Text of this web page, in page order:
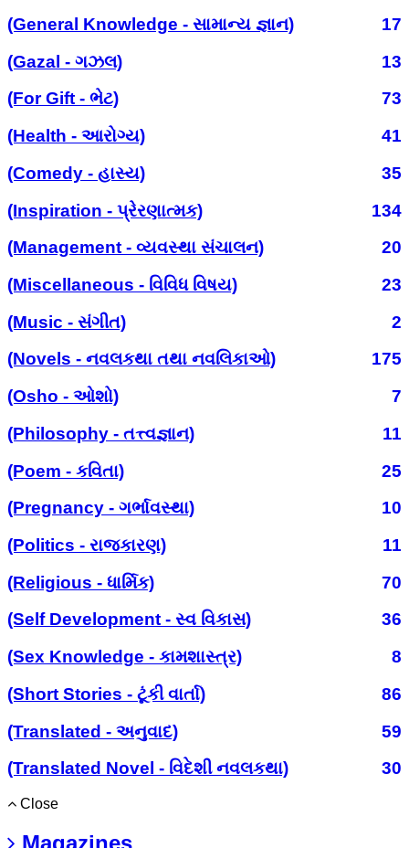
(General Knowledge - સામાન્ય જ્ઞાન)
17
(Gazal - ગઝલ)
13
(For Gift - ભેટ)
73
(Health - આરોગ્ય)
41
(Comedy - હાસ્ય)
35
(Inspiration - પ્રેરણાત્મક)
134
(Management - વ્યવસ્થા સંચાલન)
20
(Miscellaneous - વિવિધ વિષય)
23
(Music - સંગીત)
2
(Novels - નવલકથા તથા નવલિકાઓ)
175
(Osho - ઓશો)
7
(Philosophy - તત્ત્વજ્ઞાન)
11
(Poem - કવિતા)
25
(Pregnancy - ગર્ભાવસ્થા)
10
(Politics - રાજકારણ)
11
(Religious - ધાર્મિક)
70
(Self Development - સ્વ વિકાસ)
36
(Sex Knowledge - કામશાસ્ત્ર)
8
(Short Stories - ટૂંકી વાર્તા)
86
(Translated - અનુવાદ)
59
(Translated Novel - વિદેશી નવલકથા)
30
Close
Magazines